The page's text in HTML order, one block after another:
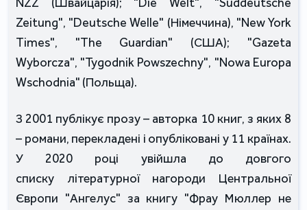
Zeitung", "Deutsche Welle" (Німеччина), "New York
Times", "The Guardian" (США); "Gazeta
Wyborcza", "Tygodnik Powszechny", "Nowa Europa
Wschodnia" (Польща).
З 2001 публікує прозу – авторка 10 книг, з яких 8
– романи, перекладені і опубліковані у 11 країнах.
У 2020 році увійшла до довгого
списку літературної нагороди Центральної
Європи "Ангелус" за книгу "Фрау Мюллер не